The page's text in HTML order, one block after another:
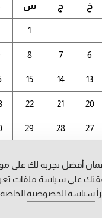
2026
خ ج س
1
6
7
8
13
14
15
20
21
22
27
28
29
أفضل تجربة لك على
على سياسة ملفات
سياسة الخصوصية